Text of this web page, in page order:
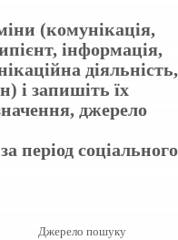
(комунікація,
інформація,
діяльність,
і запишіть їх
джерело
період соціального
Джерело пошуку